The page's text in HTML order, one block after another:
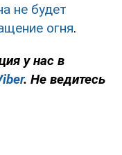
не будет
огня.
у нас в
. Не ведитесь